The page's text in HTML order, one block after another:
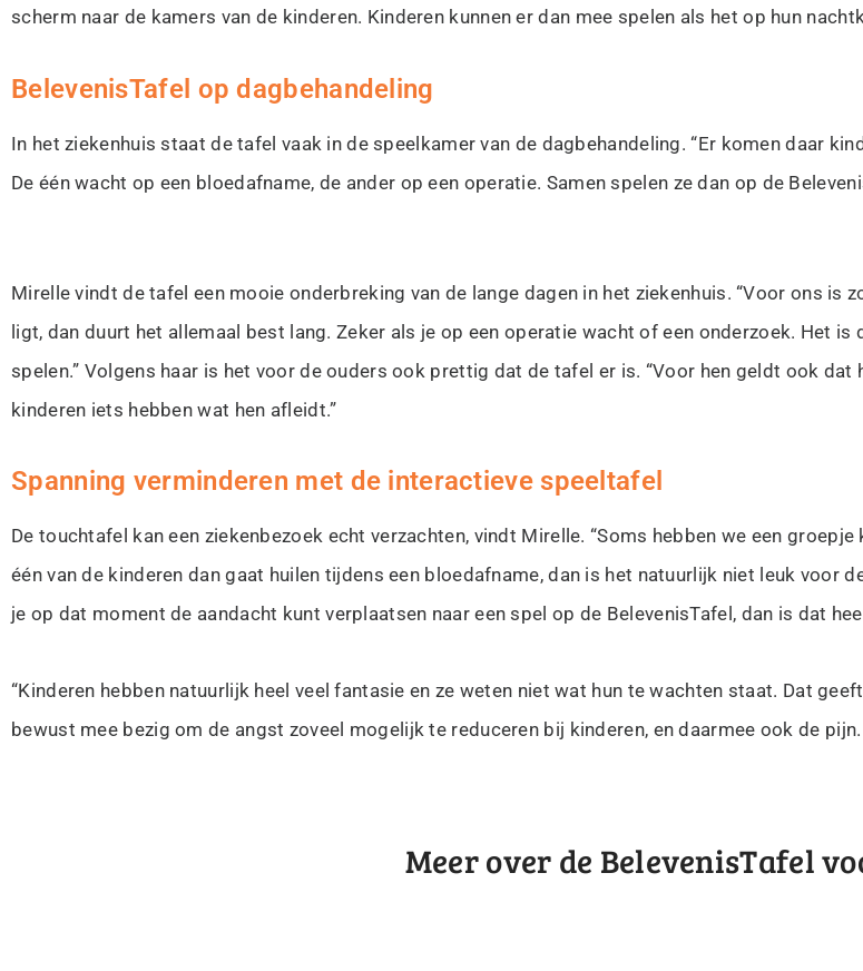
scherm naar de kamers van de kinderen. Kinderen kunnen er dan mee spelen als het op hun
BelevenisTafel op dagbehandeling
In het ziekenhuis staat de tafel vaak in de speelkamer van de dagbehandeling. “Er komen daar
De één wacht op een bloedafname, de ander op een operatie. Samen spelen ze dan op de
Mirelle vindt de tafel een mooie onderbreking van de lange dagen in het ziekenhuis. “Voor ons is
ligt, dan duurt het allemaal best lang. Zeker als je op een operatie wacht of een onderzoek. Het
spelen.” Volgens haar is het voor de ouders ook prettig dat de tafel er is. “Voor hen geldt ook
kinderen iets hebben wat hen afleidt.”
Spanning verminderen met de interactieve speeltafel
De touchtafel kan een ziekenbezoek echt verzachten, vindt Mirelle. “Soms hebben we een
één van de kinderen dan gaat huilen tijdens een bloedafname, dan is het natuurlijk niet leuk voor
je op dat moment de aandacht kunt verplaatsen naar een spel op de BelevenisTafel, dan is dat
“Kinderen hebben natuurlijk heel veel fantasie en ze weten niet wat hun te wachten staat. Dat
bewust mee bezig om de angst zoveel mogelijk te reduceren bij kinderen, en daarmee ook de
Meer over de BelevenisTafel